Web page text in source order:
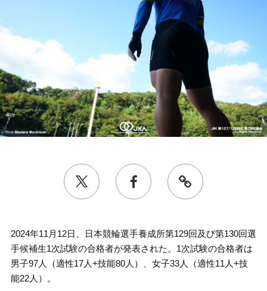
2024年11月12日、日本競輪選手養成所第129回及び第130回選
手候補生1次試験の合格者が発表された。1次試験の合格者は
男子97人（適性17人+技能80人）、女子33人（適性11人+技
能22人）。